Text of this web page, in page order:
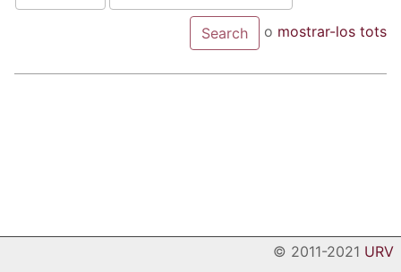
o mostrar-los tots
© 2011-2021 URV